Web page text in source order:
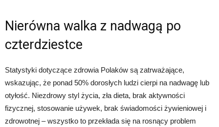
Nierówna walka z nadwagą po
czterdziestce
Statystyki dotyczące zdrowia Polaków są zatrważające,
wskazując, że ponad 50% dorosłych ludzi cierpi na nadwagę lub
otyłość. Niezdrowy styl życia, zła dieta, brak aktywności
fizycznej, stosowanie używek, brak świadomości żywieniowej i
zdrowotnej – wszystko to przekłada się na rosnący problem